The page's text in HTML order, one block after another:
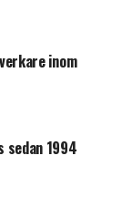
inom
sedan 1994